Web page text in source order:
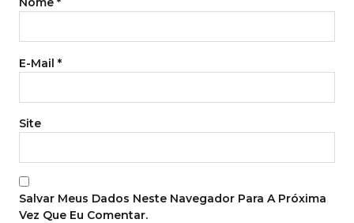
E-Mail *
Site
Salvar Meus Dados Neste Navegador Para A Próxima
Vez Que Eu Comentar.